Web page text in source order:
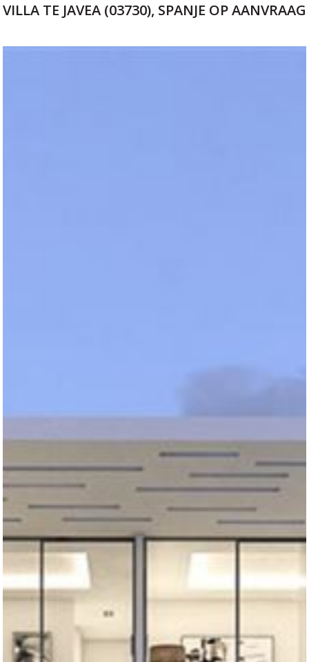
VILLA TE JAVEA (03730), SPANJE OP AANVRAAG